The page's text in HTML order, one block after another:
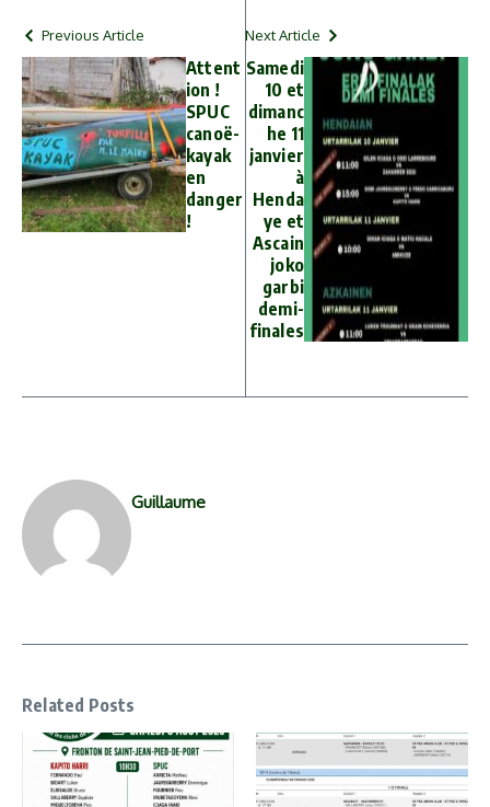
Previous Article
Attent
ion !
SPUC
canoë-
kayak
en
danger
!
Next Article
Samedi
10 et
dimanc
he 11
janvier
à
Henda
ye et
Ascain
joko
garbi
demi-
finales
Guillaume
Related Posts